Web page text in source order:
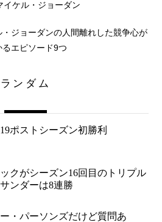
イケル・ジョーダン
・ジョーダンの人間離れした競争心が
るエピソード9つ
ランダム
ポストシーズン初勝利
クがシーズン16回目のトリプル
ンダーは8連勝
ー・パーソンズだけど質問あ